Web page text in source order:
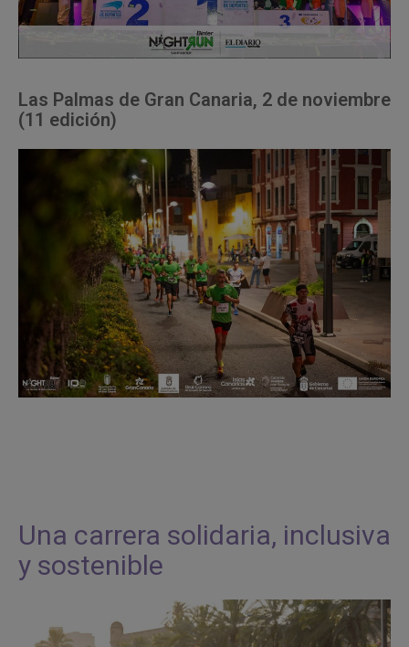
Las Palmas de Gran Canaria, 2 de noviembre
(11 edición)
Una carrera solidaria, inclusiva
y sostenible